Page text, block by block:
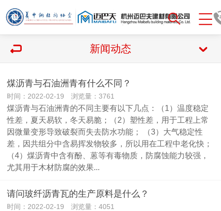
新闻动态
煤沥青与石油洲青有什么不同？
时间：2022-02-19 浏览量：3761
煤沥青与石油洲青的不同主要有以下几点：（1）温度稳定
性差，夏天易软，冬天易脆；（2）塑性差，用于工程上常
因微量变形导致破裂而失去防水功能； （3）大气稳定性
差，因共组分中含易挥发物较多，所以用在工程中老化快；
（4）煤沥青中含有酚、蒽等有毒物质，防腐蚀能力较强，
尤其用于木材防腐的效果...
请问玻纤沥青瓦的生产原料是什么？
时间：2022-02-19 浏览量：4051